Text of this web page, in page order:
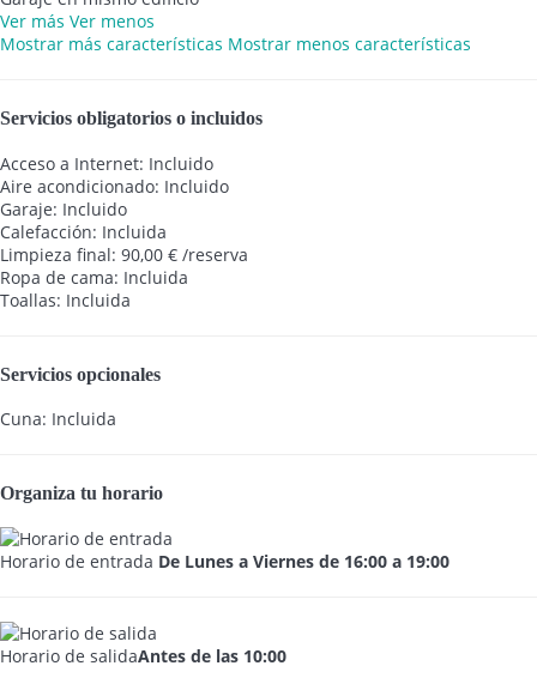
Ver más Ver menos
Mostrar más características Mostrar menos características
Servicios obligatorios o incluidos
Acceso a Internet: Incluido
Aire acondicionado: Incluido
Garaje: Incluido
Calefacción: Incluida
Limpieza final: 90,00 € /reserva
Ropa de cama: Incluida
Toallas: Incluida
Servicios opcionales
Cuna: Incluida
Organiza tu horario
Horario de entrada De Lunes a Viernes de 16:00 a 19:00
Horario de salidaAntes de las 10:00